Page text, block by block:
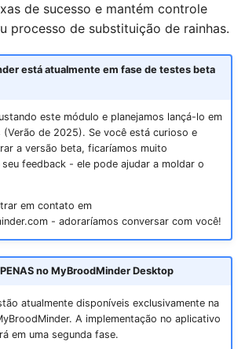
Zero
Divisões de
/
de sucesso e mantém controle
processo de substituição de rainhas.
está atualmente em fase de testes beta
este módulo e planejamos lançá-lo em
(Verão de 2025). Se você está curioso e
a versão beta, ficaríamos muito
feedback - ele pode ajudar a moldar o
em contato em
- adoraríamos conversar com você!
no MyBroodMinder Desktop
atualmente disponíveis exclusivamente na
A implementação no aplicativo
em uma segunda fase.